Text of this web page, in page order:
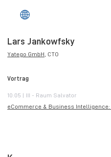
Lars Jankowfsky
Yatego GmbH, CTO
Vortrag
10:05 | III - Raum Salvator
eCommerce & Business Intelligence: